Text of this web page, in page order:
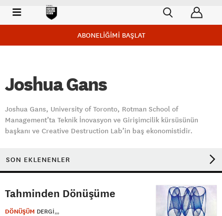
ABONELİĞİMİ BAŞLAT
Joshua Gans
Joshua Gans, University of Toronto, Rotman School of
Management’ta Teknik İnovasyon ve Girişimcilik kürsüsünün
başkanı ve Creative Destruction Lab’in baş ekonomistidir.
SON EKLENENLER
Tahminden Dönüşüme
DÖNÜŞÜM DERGI